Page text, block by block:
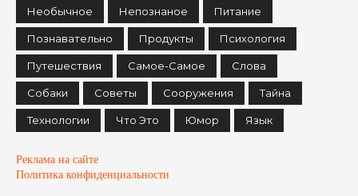
Необычное Непознаное Питание
Познавательно Продукты Психология
Путешествия Самое-Самое Слова
Собаки Советы Сооружения Тайна
Технологии Что Это Юмор Язык
Реклама на сайте
Политика конфиденциальности